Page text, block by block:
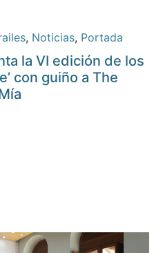
, Noticias, Portada
la VI edición de los
con guiño a The